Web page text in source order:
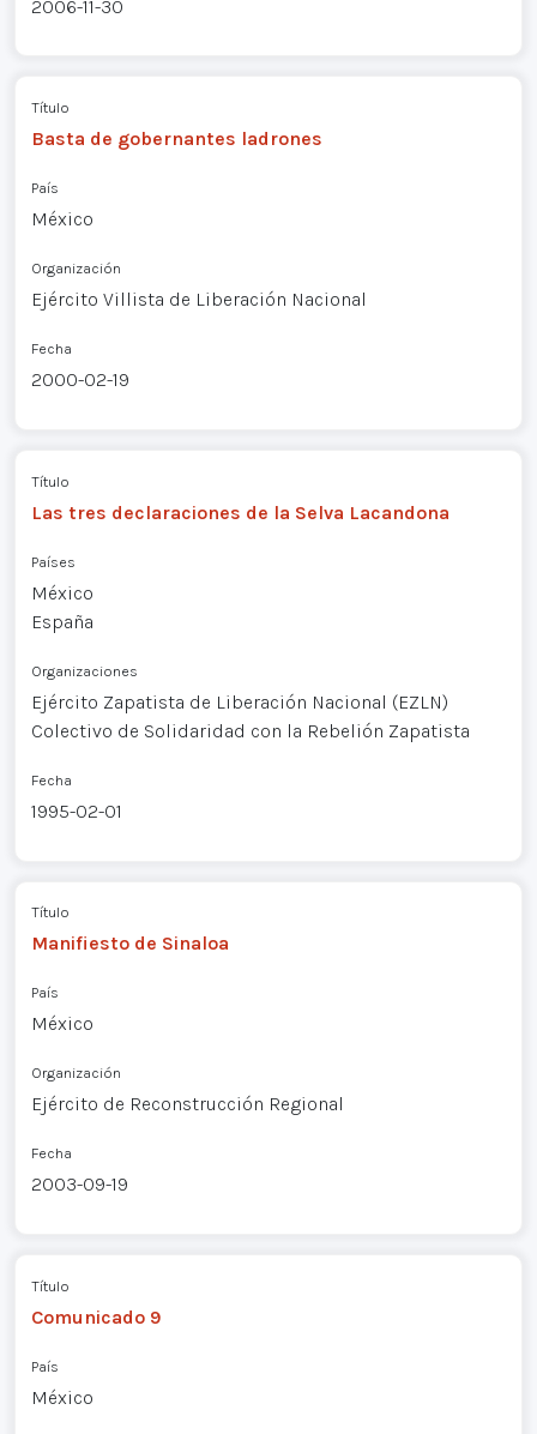
2006-11-30
Título
Basta de gobernantes ladrones
País
México
Organización
Ejército Villista de Liberación Nacional
Fecha
2000-02-19
Título
Las tres declaraciones de la Selva Lacandona
Países
México
España
Organizaciones
Ejército Zapatista de Liberación Nacional (EZLN)
Colectivo de Solidaridad con la Rebelión Zapatista
Fecha
1995-02-01
Título
Manifiesto de Sinaloa
País
México
Organización
Ejército de Reconstrucción Regional
Fecha
2003-09-19
Título
Comunicado 9
País
México